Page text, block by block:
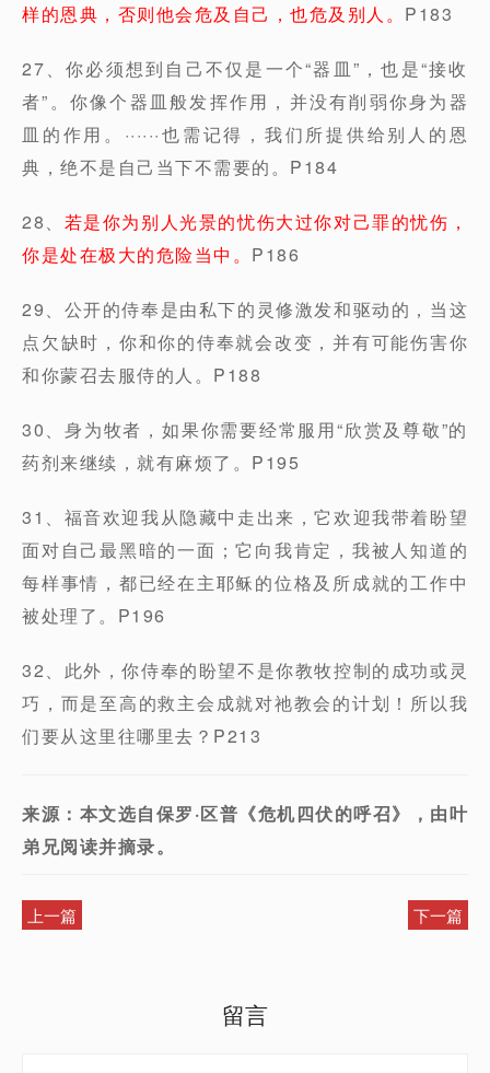
样的恩典，否则他会危及自己，也危及别人。 P183
27、你必须想到自己不仅是一个“器皿”，也是“接收
者”。你像个器皿般发挥作用，并没有削弱你身为器
皿的作用。······也需记得，我们所提供给别人的恩
典，绝不是自己当下不需要的。P184
28、 若是你为别人光景的忧伤大过你对己罪的忧伤，
你是处在极大的危险当中。 P186
29、公开的侍奉是由私下的灵修激发和驱动的，当这
点欠缺时，你和你的侍奉就会改变，并有可能伤害你
和你蒙召去服侍的人。P188
30、身为牧者，如果你需要经常服用“欣赏及尊敬”的
药剂来继续，就有麻烦了。P195
31、福音欢迎我从隐藏中走出来，它欢迎我带着盼望
面对自己最黑暗的一面；它向我肯定，我被人知道的
每样事情，都已经在主耶稣的位格及所成就的工作中
被处理了。P196
32、此外，你侍奉的盼望不是你教牧控制的成功或灵
巧，而是至高的救主会成就对祂教会的计划！所以我
们要从这里往哪里去？P213
来源：本文选自保罗·区普《危机四伏的呼召》，由叶
弟兄阅读并摘录。
上一篇 下一篇
留言